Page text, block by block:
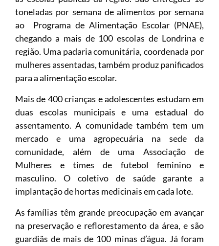
toneladas por semana de alimentos por semana
ao Programa de Alimentação Escolar (PNAE),
chegando a mais de 100 escolas de Londrina e
região. Uma padaria comunitária, coordenada por
mulheres assentadas, também produz panificados
para a alimentação escolar.
Mais de 400 crianças e adolescentes estudam em
duas escolas municipais e uma estadual do
assentamento. A comunidade também tem um
mercado e uma agropecuária na sede da
comunidade, além de uma Associação de
Mulheres e times de futebol feminino e
masculino. O coletivo de saúde garante a
implantação de hortas medicinais em cada lote.
As famílias têm grande preocupação em avançar
na preservação e reflorestamento da área, e são
guardiãs de mais de 100 minas d’água. Já foram